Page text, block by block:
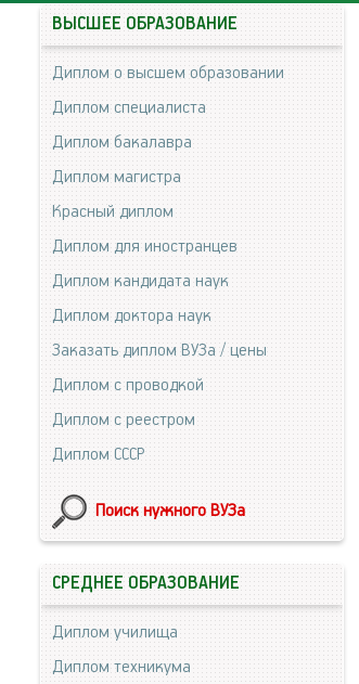
ВЫСШЕЕ ОБРАЗОВАНИЕ
Диплом о высшем образовании
Диплом специалиста
Диплом бакалавра
Диплом магистра
Красный диплом
Диплом для иностранцев
Диплом кандидата наук
Диплом доктора наук
Заказать диплом ВУЗа / цены
Диплом с проводкой
Диплом с реестром
Диплом СССР
Поиск нужного ВУЗа
СРЕДНЕЕ ОБРАЗОВАНИЕ
Диплом училища
Диплом техникума